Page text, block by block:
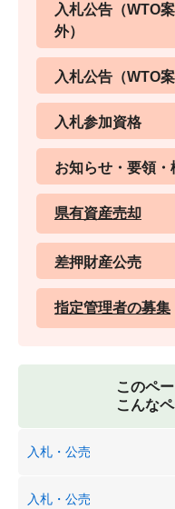
入札公告（WTO
外）
入札公告（WTO
入札参加資格
お知らせ・要領・
県有資産売却
差押財産公売
指定管理者の募集
このペ
こんな
入札・公売
入札・公売